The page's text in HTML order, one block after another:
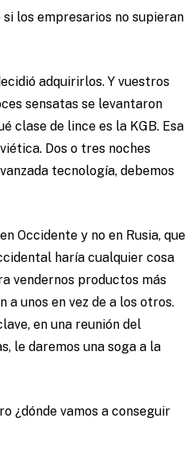
los empresarios no supieran
adquirirlos. Y vuestros
sensatas se levantaron
clase de lince es la KGB. Esa
Dos o tres noches
tecnología, debemos
Occidente y no en Rusia, que
haría cualquier cosa
vendernos productos más
a unos en vez de a los otros.
en una reunión del
le daremos una soga a la
¿dónde vamos a conseguir